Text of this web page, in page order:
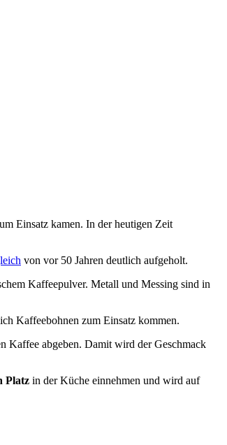
Einsatz kamen. In der heutigen Zeit
von vor 50 Jahren deutlich aufgeholt.
Kaffeepulver. Metall und Messing sind in
Kaffeebohnen zum Einsatz kommen.
Kaffee abgeben. Damit wird der Geschmack
Platz in der Küche einnehmen und wird auf